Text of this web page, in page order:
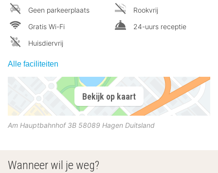
Geen parkeerplaats
Gratis Wi-Fi
Huisdiervrij
Rookvrij
24-uurs receptie
Alle faciliteiten
Bekijk op kaart
Am Hauptbahnhof 3B 58089 Hagen Duitsland
Wanneer wil je weg?